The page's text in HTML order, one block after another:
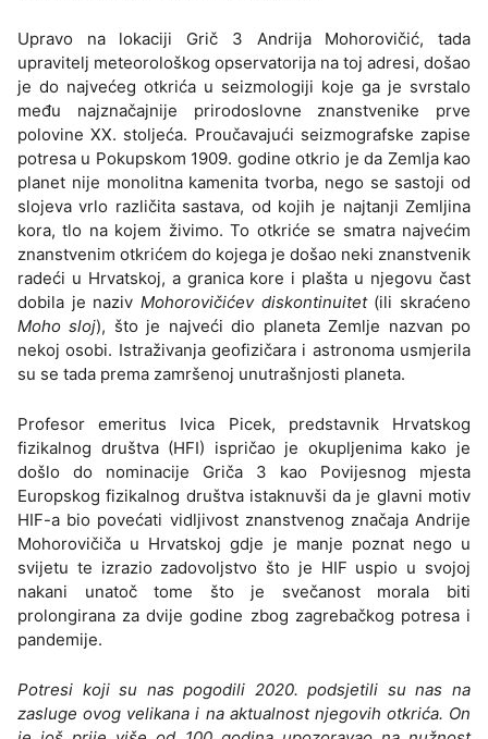
Upravo na lokaciji Grič 3 Andrija Mohorovičić, tada
upravitelj meteorološkog opservatorija na toj adresi, došao
je do najvećeg otkrića u seizmologiji koje ga je svrstalo
među najznačajnije prirodoslovne znanstvenike prve
polovine XX. stoljeća. Proučavajući seizmografske zapise
potresa u Pokupskom 1909. godine otkrio je da Zemlja kao
planet nije monolitna kamenita tvorba, nego se sastoji od
slojeva vrlo različita sastava, od kojih je najtanji Zemljina
kora, tlo na kojem živimo. To otkriće se smatra najvećim
znanstvenim otkrićem do kojega je došao neki znanstvenik
radeći u Hrvatskoj, a granica kore i plašta u njegovu čast
dobila je naziv Mohorovičićev diskontinuitet(ili skraćeno
Moho sloj), što je najveći dio planeta Zemlje nazvan po
nekoj osobi. Istraživanja geofizičara i astronoma usmjerila
su se tada prema zamršenoj unutrašnjosti planeta.
Profesor emeritus Ivica Picek, predstavnik Hrvatskog
fizikalnog društva (HFI) ispričao je okupljenima kako je
došlo do nominacije Griča 3 kao Povijesnog mjesta
Europskog fizikalnog društva istaknuvši da je glavni motiv
HIF-a bio povećati vidljivost znanstvenog značaja Andrije
Mohorovičiča u Hrvatskoj gdje je manje poznat nego u
svijetu te izrazio zadovoljstvo što je HIF uspio u svojoj
nakani unatoč tome što je svečanost morala biti
prolongirana za dvije godine zbog zagrebačkog potresa i
pandemije.
Potresi koji su nas pogodili 2020. podsjetili su nas na
zasluge ovog velikana i na aktualnost njegovih otkrića. On